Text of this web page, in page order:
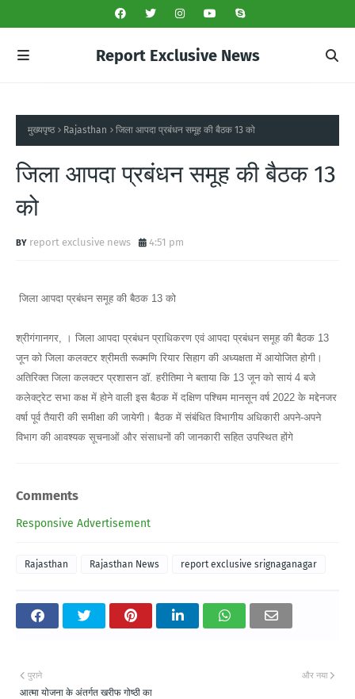
Report Exclusive News
मुख्यपृष्ठ Rajasthan जिला आपदा प्रबंधन समूह की बैठक 13 को
जिला आपदा प्रबंधन समूह की बैठक 13
को
report exclusive news 4:51 pm
जिला आपदा प्रबंधन समूह की बैठक 13 को
श्रीगंगानगर, । जिला आपदा प्रबंधन प्राधिकरण एवं आपदा प्रबंधन समूह की बैठक 13
जून को जिला कलक्टर श्रीमती रूक्मणि रियार सिहाग की अध्यक्षता में आयोजित होगी।
अतिरिक्त जिला कलक्टर प्रशासन डॉ. हरीतिमा ने बताया कि 13 जून को सायं 4 बजे
कलेक्ट्रेट सभा कक्ष में होने वाली इस बैठक में दक्षिण पश्चिम मानसून वर्ष 2022 के मद्देनजर
वर्षा पूर्व तैयारी की समीक्षा की जायेगी। बैठक में संबंधित विभागीय अधिकारी अपने-अपने
विभाग की आवश्यक सूचनाओं और संसाधनों की जानकारी सहित उपस्थित होंगे
Comments
Responsive Advertisement
Rajasthan Rajasthan News report exclusive srignaganagar
और नया
पुराने
आत्मा योजना के अंतर्गत खरीफ गोष्ठी का